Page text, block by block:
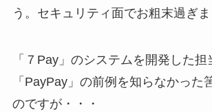
う。セキュリティ面でお粗末過ぎま
「７Pay」のシステムを開発した担
「PayPay」の前例を知らなかった
のですが・・・